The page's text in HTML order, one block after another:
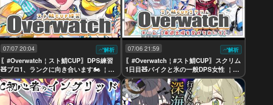
07/07 20:04 解析
〖#Overwatch￤スト鯖CUP〗DPS練習
🧸ブロ1、ランクに向き合います🏍️ ￤#
陽茅ほかほか￤#UniVIRTUAL #Vtuber
07/06 21:59 解析
〖#Overwatch￤#スト鯖CUP〗スクリム
1日目🧸バイクと氷の一般DPS女性 ￤#
陽茅ほかほか￤#UniVIRTUAL #Vtuber